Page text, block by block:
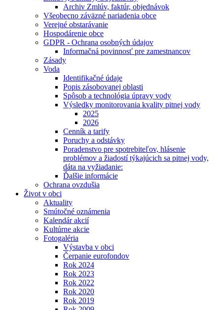
Archiv Zmlúv, faktúr, objednávok
Všeobecno záväzné nariadenia obce
Verejné obstarávanie
Hospodárenie obce
GDPR - Ochrana osobných údajov
Informačná povinnosť pre zamestnancov
Zásady
Voda
Identifikačné údaje
Popis zásobovanej oblasti
Spôsob a technológia úpravy vody
Výsledky monitorovania kvality pitnej vody
2025
2026
Cenník a tarify
Poruchy a odstávky
Poradenstvo pre spotrebiteľov, hlásenie
problémov a žiadostí týkajúcich sa pitnej vody,
dáta na vyžiadanie:
Ďalšie informácie
Ochrana ovzdušia
Život v obci
Aktuality
Smútočné oznámenia
Kalendár akcií
Kultúrne akcie
Fotogaléria
Výstavba v obci
Čerpanie eurofondov
Rok 2024
Rok 2023
Rok 2022
Rok 2020
Rok 2019